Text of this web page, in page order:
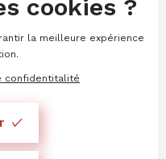
Construire une maison
Construire un chalet
Mentions légales
Politique de
confidentialité
cookies ?
la meilleure expérience
confidentitalité